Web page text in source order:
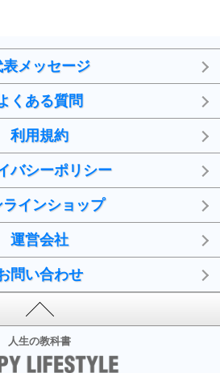
表メッセージ
くある質問
利用規約
バシーポリシー
ラインショップ
運営会社
問い合わせ
人生の教科書